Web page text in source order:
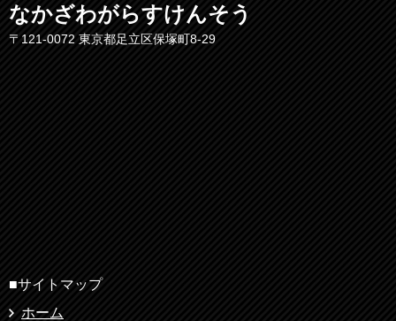
なかざわがらすけんそう
〒121-0072 東京都足立区保塚町8-29
■サイトマップ
ホーム